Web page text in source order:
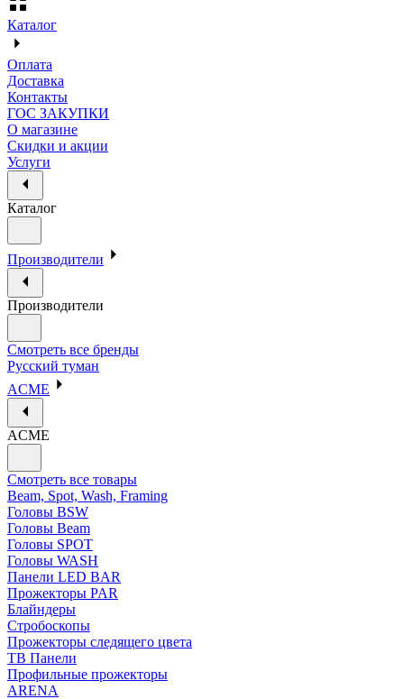
Каталог
Оплата
Доставка
Контакты
ГОС ЗАКУПКИ
О магазине
Скидки и акции
Услуги
Каталог
Производители
Производители
Смотреть все бренды
Русский туман
ACME
ACME
Смотреть все товары
Beam, Spot, Wash, Framing
Головы BSW
Головы Beam
Головы SPOT
Головы WASH
Панели LED BAR
Прожекторы PAR
Блайндеры
Стробоскопы
Прожекторы следящего цвета
ТВ Панели
Профильные прожекторы
ARENA